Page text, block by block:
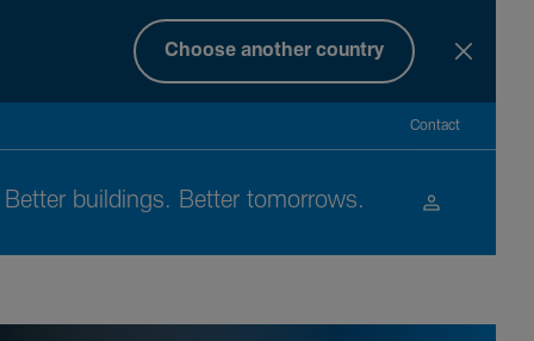
Choose another country
Contact
Better buil­dings. Better tomor­rows.